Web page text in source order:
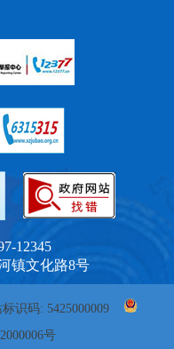
12345
镇文化路8号
标识码: 5425000009
号